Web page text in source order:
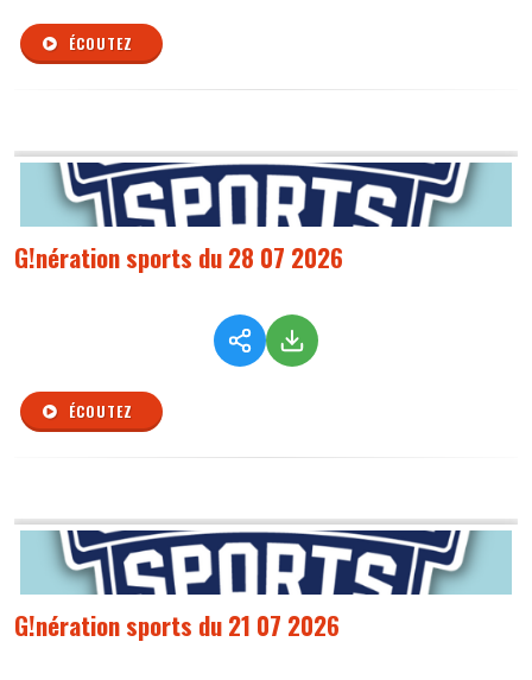
ÉCOUTEZ
G!nération sports du 28 07 2026
ÉCOUTEZ
G!nération sports du 21 07 2026